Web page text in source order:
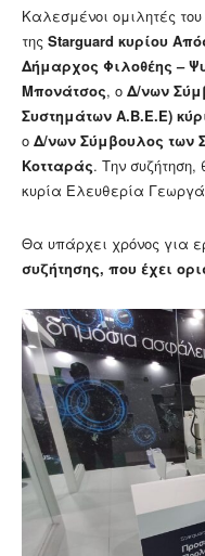
Καλεσμένοι ομιλητές
της Starguard κυρίου
Δήμαρχος Φιλοθέης –
Μπονάτσος, ο Δ/νων
Συστημάτων Α.Β.Ε.Ε)
ο Δ/νων Σύμβουλος των
Κοτταράς. Την συζήτηση,
κυρία Ελευθερία
Θα υπάρχει χρόνος για
συζήτησης, που έχει